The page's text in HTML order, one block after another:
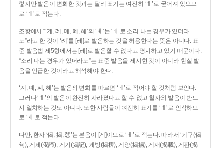
렇지만 발음이 변화한 것과는 달리 표기는 여전히 ‘ㅖ’로 굳어져 있으므
로 ‘ㅖ’로 적는다.
조항에서 “‘계, 례, 몌, 폐, 혜’의 ‘ㅖ’는 ‘ㅔ’로 소리 나는 경우가 있더라
도”라고 한 것이 ‘례’를 [레]로 발음하는 것을 허용한다는 뜻은 아니다. 표
준 발음법 제5항에서는 [레]로 발음할 수 없다고 명시하고 있기 때문이다.
“소리 나는 경우가 있더라도”는 표준 발음을 제시한 것이 아니라 현실 발
음을 언급한 것이라고 해석해야 한다.
‘계, 몌, 폐, 혜’는 발음의 변화를 따르면 ‘ㅔ’로 적어야 할 것처럼 보인다.
그러나 ‘ㅖ’의 발음이 완전히 사라졌다고 할 수 없고 철자와 발음이 반드
시 일치하는 것도 아니다. 또한 사람들이 여전히 표기를 ‘ㅖ’로 인식하므
로 ‘ㅖ’로 적는다.
다만, 한자 ‘偈, 揭, 憩’는 본음이 [게]이므로 ‘ㅔ’로 적는다. 따라서 ‘게구(偈
句), 게제(偈諦), 게기(揭記), 게방(揭榜), 게양(揭揚), 게재(揭載), 게판(揭